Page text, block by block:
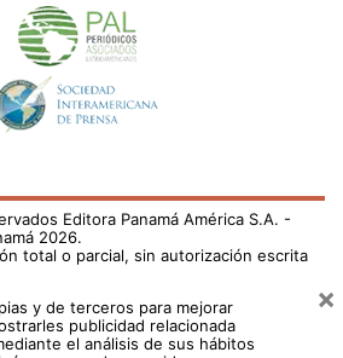
Editora Panamá América S.A. -
2026.
total o parcial, sin autorización escrita
y de terceros para mejorar
publicidad relacionada
el análisis de sus hábitos
×